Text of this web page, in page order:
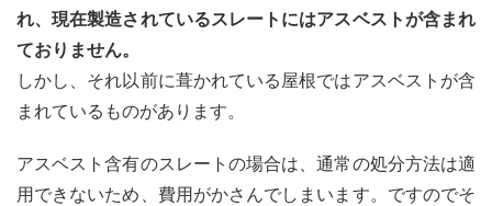
れ、現在製造されているスレートにはアスベストが含まれ
ておりません。
しかし、それ以前に葺かれている屋根ではアスベストが含
まれているものがあります。
アスベスト含有のスレートの場合は、通常の処分方法は適
用できないため、費用がかさんでしまいます。ですのでそ